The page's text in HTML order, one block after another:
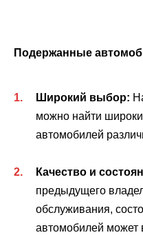
Подержанные
Широкий выбор:
можно найти
автомобилей
Качество и
предыдущего
обслуживания,
автомобилей может